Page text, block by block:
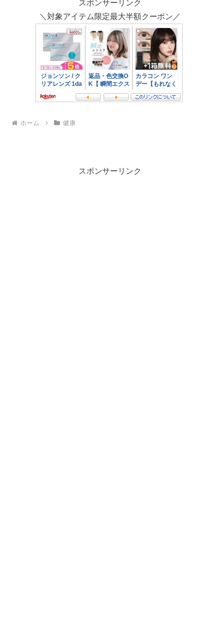
スポンサーリンク
＼対象アイテム限定最大半額クーポン／
ホーム 健康
スポンサーリンク